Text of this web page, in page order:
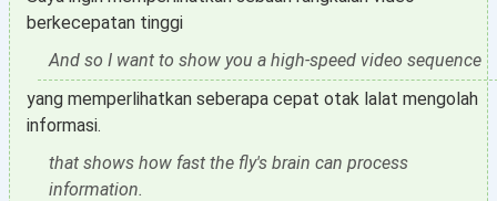
berkecepatan tinggi
And so I want to show you a high-speed video sequence
yang memperlihatkan seberapa cepat otak lalat mengolah
informasi.
that shows how fast the fly's brain can process
information.